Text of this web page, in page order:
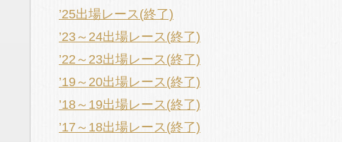
’25出場レース(終了)
’23～24出場レース(終了)
’22～23出場レース(終了)
’19～20出場レース(終了)
’18～19出場レース(終了)
’17～18出場レース(終了)